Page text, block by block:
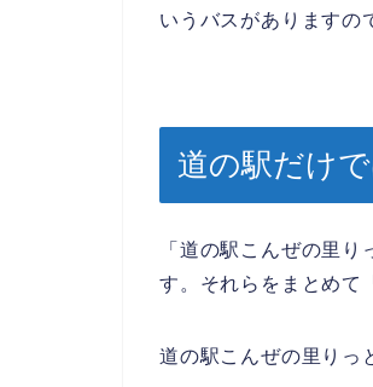
いうバスがありますの
道の駅だけ
「道の駅こんぜの里
す。それらをまとめて
道の駅こんぜの里りっ